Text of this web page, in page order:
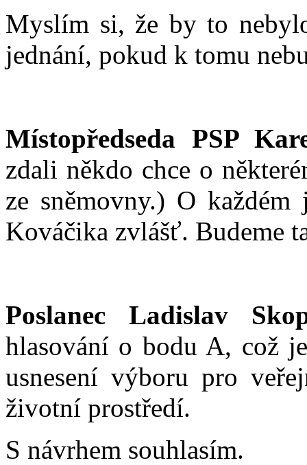
Myslím si, že by to
jednání, pokud k tomu
Místopředseda PSP
zdali někdo chce o
ze sněmovny.) O
Kováčika zvlášť. Budeme
Poslanec Ladislav
hlasování o bodu A, což
usnesení výboru pro
životní prostředí.
S návrhem souhlasím.